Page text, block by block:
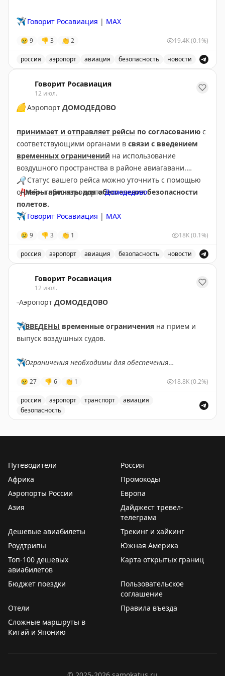
Ветер южный, 2 – 3 м/с
Остаемся с вами на связи на всех ресурсах.
Подписывайтесь на наш канал в MAX
✈️ Говорит Росавиация | MAX
😢 9 👎 3 👏 2 19.4K(0.1%)
россия аэропорт авиация безопасность новости
Говорит Росавиация
12 июл.
🟡Аэропорт ДОМОДЕДОВО
принимает и отправляет рейсы по согласованию с
соответствующими органами в связи с введением
временных ограничений на использование
воздушного пространства в районе авиагавани.
❗️Меры приняты для обеспечения безопасности
полетов.
🔎Статус вашего рейса можно уточнить с помощью
онлайн-табло аэропортаДомодедово.
✈️ Говорит Росавиация | МАХ
😢 9 👎 3 👏 1 18K(0.1%)
россия аэропорт авиация безопасность новости
Говорит Росавиация
12 июл.
▫️Аэропорт ДОМОДЕДОВО
✈️ВВЕДЕНЫ временные ограничения на прием и
выпуск воздушных судов.
✈️Ограничения необходимы для обеспечения
✈️ Говорит Росавиация|MАХ
😢 27 👎 6 👏 1 18.8K(0.2%)
россия аэропорт транспорт
авиация
безопасность
Путеводители
Россия
Африка
Промокоды
Аэропорты России
Европа
Азия
Дайджест тревел-
телеграма
Дешевые авиабилеты
Трекинг и хайкинг
Роудтрипы
Южная Америка
Топ-100 дешевых
авиабилетов
Карта открытых границ
Бюджет поездки
Пользовательское
соглашение
Отели
Правила въезда
Сложные маршруты в
Китай и Японию